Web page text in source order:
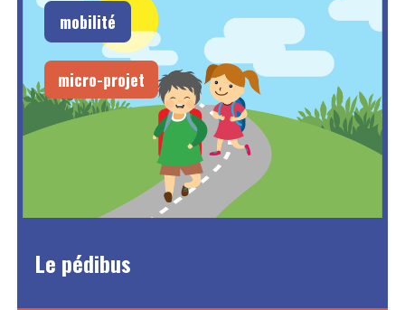
mobilité
micro-projet
Le pédibus